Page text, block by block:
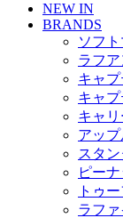
NEW IN
BRANDS
ソフ
ラフ
キャ
キャ
キャリ
アッ
スタ
ピー
トゥ
ラファ